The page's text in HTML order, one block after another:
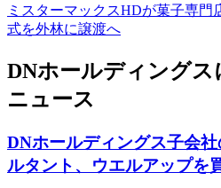
ミスターマックスHDが菓子専門
式を外林に譲渡へ
DNホールディング
ニュース
DNホールディングス子会
ルタント、ウエルアップを